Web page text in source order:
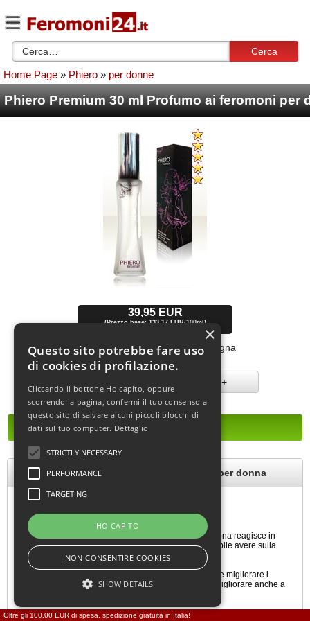
Cerca
Home Page » Phiero » per donne
Phiero Premium 30 ml Profumo ai feromoni per
39,95 EUR
(Prezzo base: 133,17 EUR/100ml)
Tempo di consegna:
consegna
immediata
+
Phiero Premium 30 ml Profumo ai feromoni per donna
Profumo ai feromoni leggermente profumato.
Contiene 4 diversi tipi di feromoni, in quanto ogni persona reagisce in
maniera diversa a feromoni differenti. Così è più probabile avere sulla
pelle la combinazione appropriata/efficace.
Phiero Premium può aumentare l’attrattività personale e migliorare i
contatti con il sesso maschile. La sicurezza di sé può migliorare anche a
Eau de Cologne da 30ml con feromoni
Oltre gli 100,00 EUR di spesa, spedizione gratuita in Italia!
Questo sito potrebbe fare uso
di cookies di profilazione.
Cliccando il bottone Ho capito, oppure
scorrendo la pagina, confermi il tuo consenso a
questo sito di salvare alcuni piccoli blocchi di
dati sul tuo computer. Dettaglio
STRICTLY NECESSARY
PERFORMANCE
TARGETING
HO CAPITO
NON CONSENTIRE COOKIES
SHOW DETAILS
×